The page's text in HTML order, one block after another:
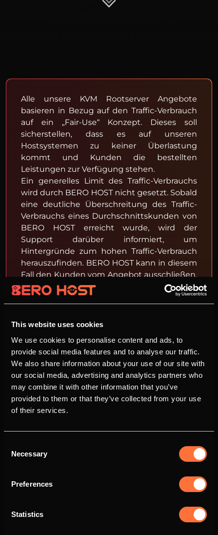
This website uses cookies
We use cookies to personalise content and ads, to
provide social media features and to analyse our traffic.
We also share information about your use of our site with
our social media, advertising and analytics partners who
may combine it with other information that you’ve
provided to them or that they’ve collected from your use
of their services.
Selection
Necessary
Preferences
Statistics
Alle unsere KVM Rootserver Angebote
basieren in Bezug auf den Traffic-Verbrauch
auf ein „Fair-Use“ Konzept. Dieses soll
sicherstellen, dass es auf unseren
Hostsystemen zu keiner Überlastung
kommt und Kunden die bestellten
Leistungen zur Verfügung stehen.
Ein generelles Limit des Traffic-Verbrauchs
wird durch BERO HOST nicht gesetzt. Sobald
eine deutliche Überschreitung des Traffic-
Verbrauchs eines Durchschnittskunden von
BERO HOST erreicht wurde, wird der
Support darüber informiert, um
Hintergründe zum hohen Traffic-Verbrauch
herauszufinden. BERO HOST kann in diesem
Fall den Kunden vom Angebot ausschließen,
sollte dieser nicht kooperieren.
Da kein Kunde vernachlässigt werden soll
jeder Zeit bereitstehen soll verbieten wir die
Anwendungen wie z.B. Miner für Bitcoins.
Wenn eine sehr starke CPU Auslastung auf
dem Server erkennbar sein sollte, dann wird
der Support kontaktiert, um mehr über die
Auslastung zu erfahren.
BERO HOST kann in diesem Fall den Kunden
vom Angebot ausschließen, sollte dieser
des KVM Rootservers. Damit jedem Kunden
ausreichend Bandbreite zur Verfügung
System gestoppt werden, wenn ein
Angriff oder eine Überbeanspruchung der